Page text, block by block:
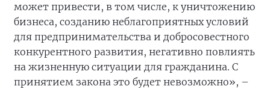
может привести, в том числе, к уничтожению
бизнеса, созданию неблагоприятных условий
для предпринимательства и добросовестного
конкурентного развития, негативно повлиять
на жизненную ситуации для гражданина. С
принятием закона это будет невозможно», –